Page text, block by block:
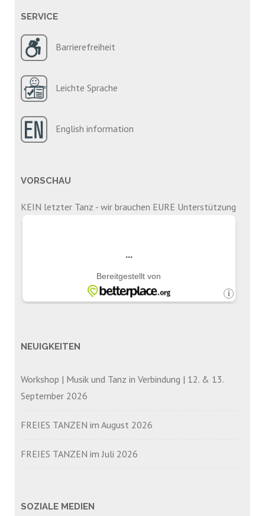
SERVICE
Barrierefreiheit
Leichte Sprache
English information
VORSCHAU
KEIN letzter Tanz - wir brauchen EURE Unterstützung
NEUIGKEITEN
Workshop | Musik und Tanz in Verbindung | 12. & 13.
September 2026
FREIES TANZEN im August 2026
FREIES TANZEN im Juli 2026
SOZIALE MEDIEN